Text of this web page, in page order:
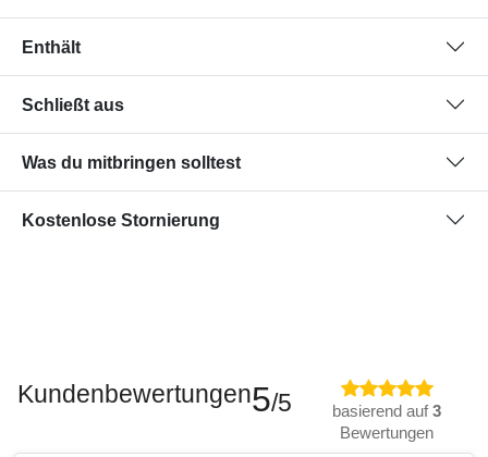
Enthält
Schließt aus
Was du mitbringen solltest
Kostenlose Stornierung
Kundenbewertungen5/5 basierend auf3
Bewertungen